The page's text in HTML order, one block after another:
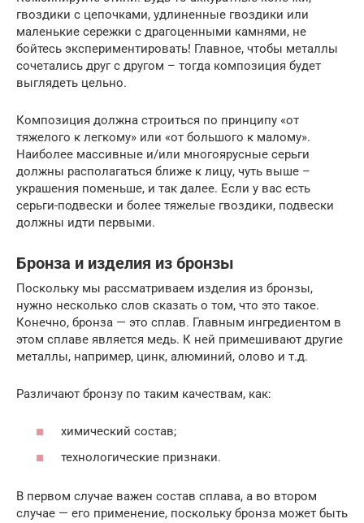
гвоздики с цепочками, удлиненные гвоздики или
маленькие сережки с драгоценными камнями, не
бойтесь экспериментировать! Главное, чтобы металлы
сочетались друг с другом – тогда композиция будет
выглядеть цельно.
Композиция должна строиться по принципу «от
тяжелого к легкому» или «от большого к малому».
Наиболее массивные и/или многоярусные серьги
должны располагаться ближе к лицу, чуть выше –
украшения поменьше, и так далее. Если у вас есть
серьги-подвески и более тяжелые гвоздики, подвески
должны идти первыми.
Бронза и изделия из бронзы
Поскольку мы рассматриваем изделия из бронзы,
нужно несколько слов сказать о том, что это такое.
Конечно, бронза — это сплав. Главным ингредиентом в
этом сплаве является медь. К ней примешивают другие
металлы, например, цинк, алюминий, олово и т.д.
Различают бронзу по таким качествам, как:
химический состав;
технологические признаки.
В первом случае важен состав сплава, а во втором
случае — его применение, поскольку бронза может быть